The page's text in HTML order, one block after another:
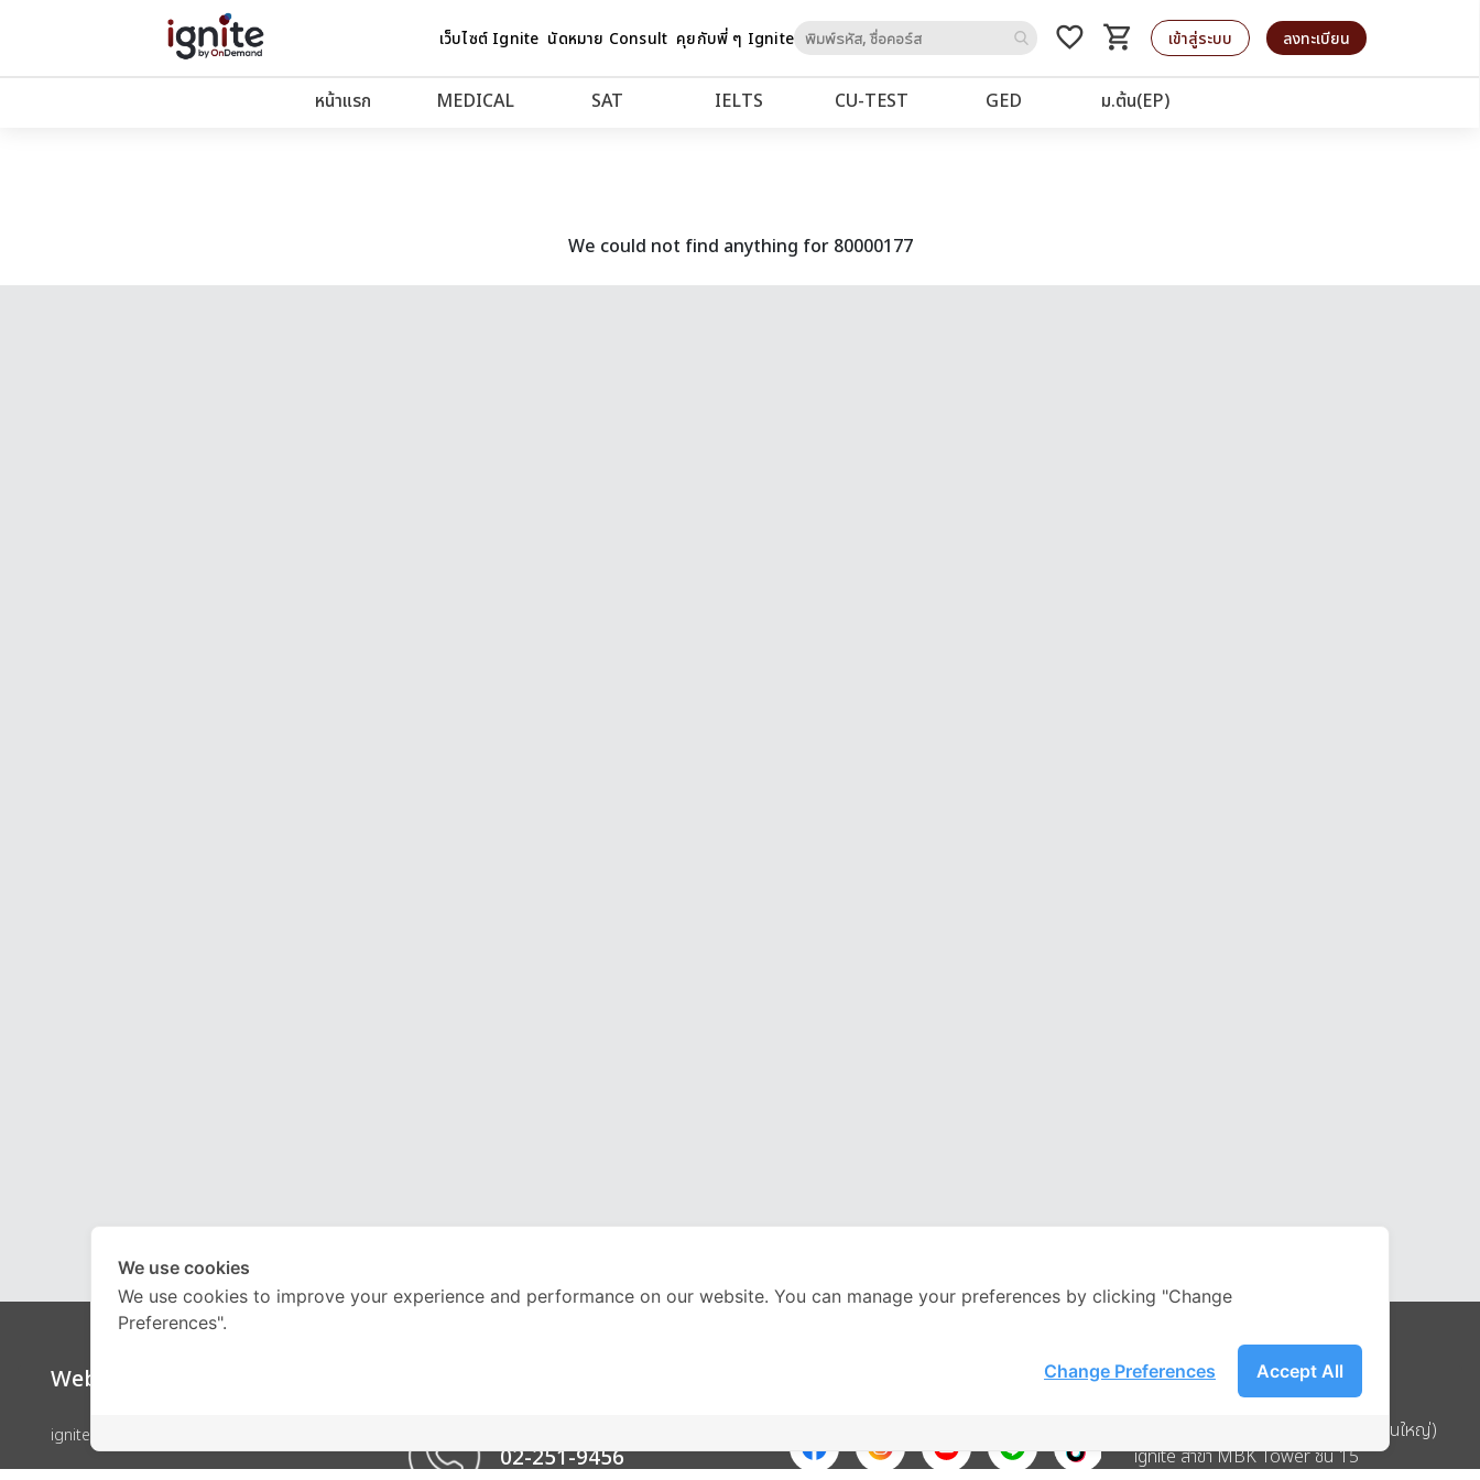
เว็บไซต์ Ignite นัดหมาย Consult คุยกับพี่ ๆ Igniteto
favorite_border shopping_cart
รถเข็น เข้าสู่ระบบ ลงทะเบียน
หน้าแรก MEDICAL SAT IELTS CU‑TEST GED ม.ต้น(EP)
We could not find anything for 80000177
Website
ignite by OnDemand
02-251-9456
Address
บริษัท อิกไนท์ เอ สตาร์ จำกัด (สำนักงานใหญ่)
ignite สาขา MBK Tower ชั้น 15
We use cookies
We use cookies to improve your experience and performance on our website. You can manage your preferences by clicking "Change
Preferences".
Accept All
Change Preferences